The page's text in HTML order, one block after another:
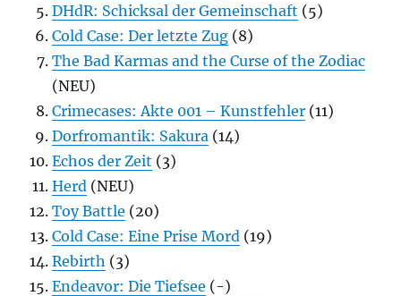
DHdR: Schicksal der Gemeinschaft (5)
Cold Case: Der letzte Zug (8)
The Bad Karmas and the Curse of the Zodiac
(NEU)
Crimecases: Akte 001 – Kunstfehler (11)
Dorfromantik: Sakura (14)
Echos der Zeit (3)
Herd (NEU)
Toy Battle (20)
Cold Case: Eine Prise Mord (19)
Rebirth (3)
Endeavor: Die Tiefsee (-)